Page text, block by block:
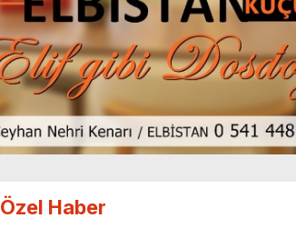
Özel Haber